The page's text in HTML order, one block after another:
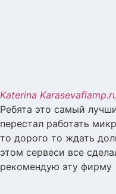
Katerina Karaseva
Ребята это самый
перестал работать
то дорого то ждать
этом сервеси все
рекомендую эту фирму